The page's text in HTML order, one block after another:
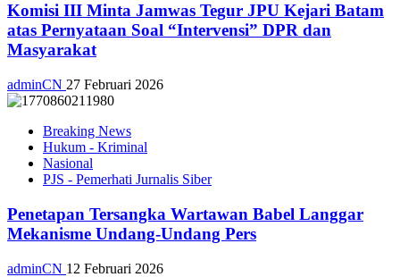
Komisi III Minta Jamwas Tegur JPU Kejari Batam
atas Pernyataan Soal “Intervensi” DPR dan
Masyarakat
adminCN 27 Februari 2026
Breaking News
Hukum - Kriminal
Nasional
PJS - Pemerhati Jurnalis Siber
Penetapan Tersangka Wartawan Babel Langgar
Mekanisme Undang-Undang Pers
adminCN 12 Februari 2026